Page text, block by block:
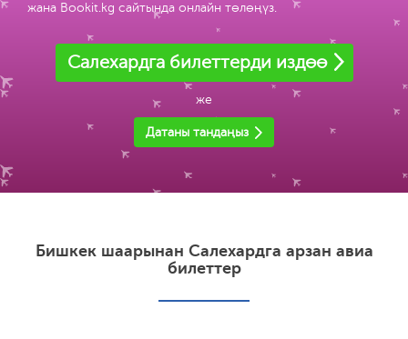
жана Bookit.kg сайтында онлайн төлөңүз.
Салехардга билеттерди издөө
же
Датаны тандаңыз
Бишкек шаарынан Салехардга арзан авиа
билеттер